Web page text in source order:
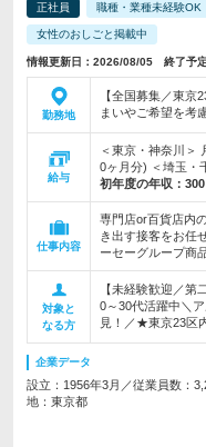
正社員 職種・業種未経験OK
女性のおしごと掲載中
情報更新日：2026/08/05 終了予
勤務地
【全国募集／東
まいやご希望を考
給与
＜東京・神奈川＞
0ヶ月分) ＜埼玉・
初年度の年収：
仕事内容
専門店or百貨店内
き出す接客をお任
ーセーグループ商
対象と
なる方
【未経験歓迎／
0～30代活躍中＼
見！／★東京23区
企業データ
設立：1956年3月／従業員数：
地：東京都